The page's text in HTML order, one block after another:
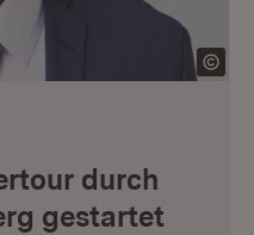
durch
gestartet